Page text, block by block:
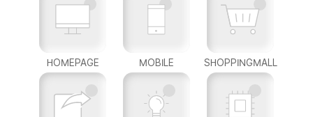
HOMEPAGE MOBILE SHOPPINGMALL